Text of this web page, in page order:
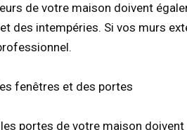
de votre maison doivent
des intempéries. Si vos murs
fenêtres et des portes
portes de votre maison